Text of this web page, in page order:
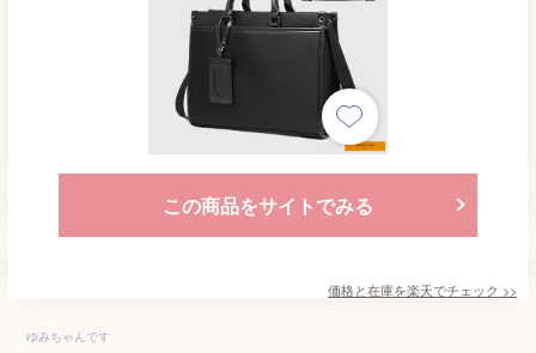
この商品をサイトでみる
価格と在庫を楽天でチェック >>
ゆみちゃんです